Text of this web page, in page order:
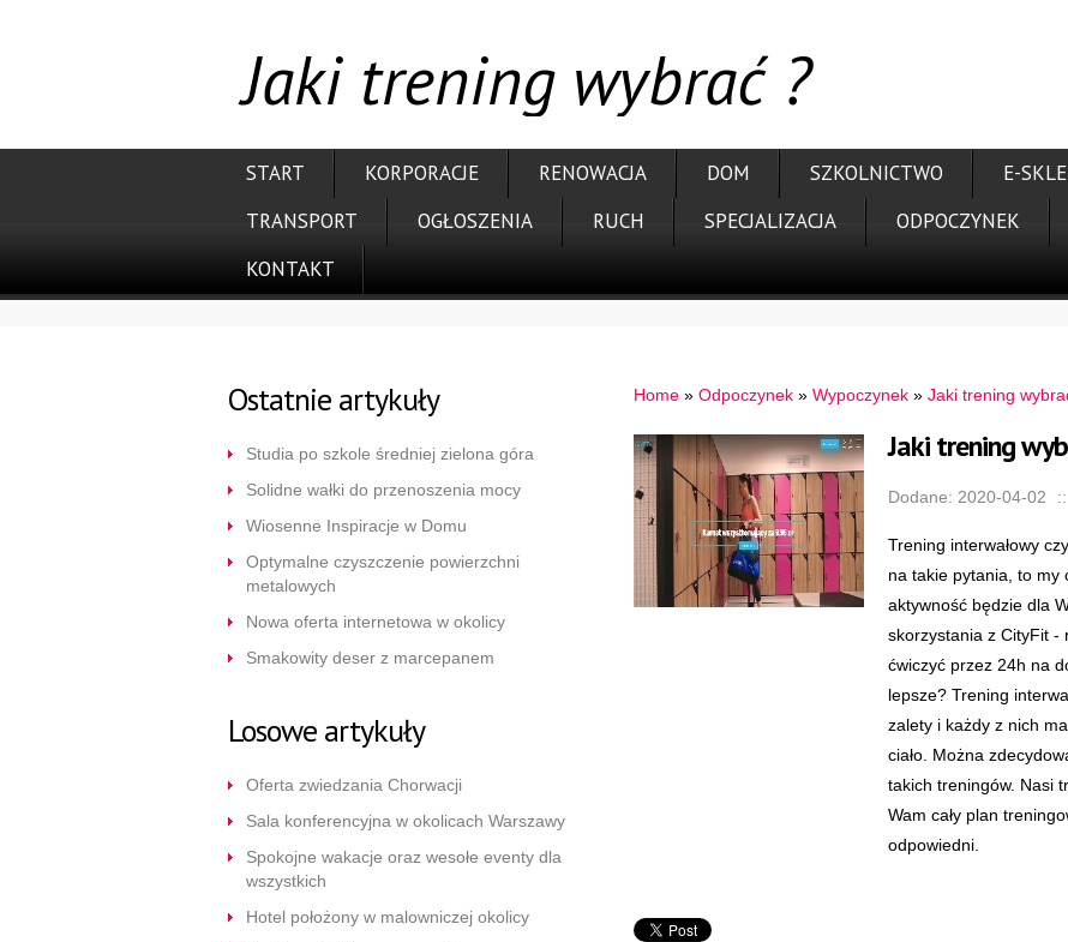
Jaki trening wybrać ?
START KORPORACJE RENOWACJA DOM SZKOLNICTWO E-
TRANSPORT
OGŁOSZENIA RUCH SPECJALIZACJA ODPOCZYNEK
KONTAKT
Ostatnie artykuły
Studia po szkole średniej zielona góra
Solidne wałki do przenoszenia mocy
Wiosenne Inspiracje w Domu
Optymalne czyszczenie powierzchni
metalowych
Nowa oferta internetowa w okolicy
Smakowity deser z marcepanem
Losowe artykuły
Oferta zwiedzania Chorwacji
Sala konferencyjna w okolicach Warszawy
Spokojne wakacje oraz wesołe eventy dla
wszystkich
Hotel położony w malowniczej okolicy
Home» Odpoczynek» Wypoczynek» Jaki trening
Jaki trening
Dodane: 2020-04-02 ::
Trening interwałowy
na takie pytania, to my
aktywność będzie dla
skorzystania z CityFit -
ćwiczyć przez 24h na
lepsze? Trening
zalety i każdy z nich
ciało. Można
takich treningów. Nasi
Wam cały plan
odpowiedni.